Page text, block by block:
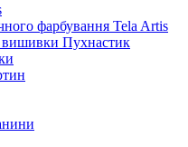
фарбування Tela Artis
Пухнастик